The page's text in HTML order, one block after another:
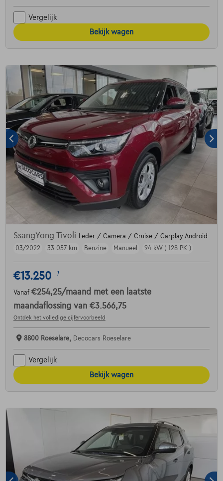
Vergelijk
Bekijk wagen
SsangYong Tivoli
Leder / Camera / Cruise / Carplay-Android
03/2022
33.057 km Benzine Manueel 94 kW ( 128 PK )
€13.250 1
Vanaf €254,25/maand met een laatste
maandaflossing van €3.566,75
Ontdek het volledige cijfervoorbeeld
8800 Roeselare, Decocars Roeselare
Vergelijk
Bekijk wagen